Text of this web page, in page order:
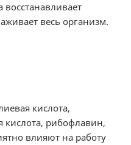
восстанавливает
весь организм.
кислота,
кислота, рибофлавин,
влияют на работу